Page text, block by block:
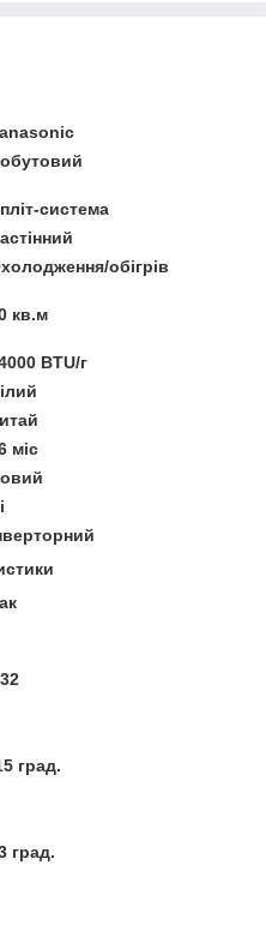
система
обігрів
кв.м
BTU/г
міс
град.
град.